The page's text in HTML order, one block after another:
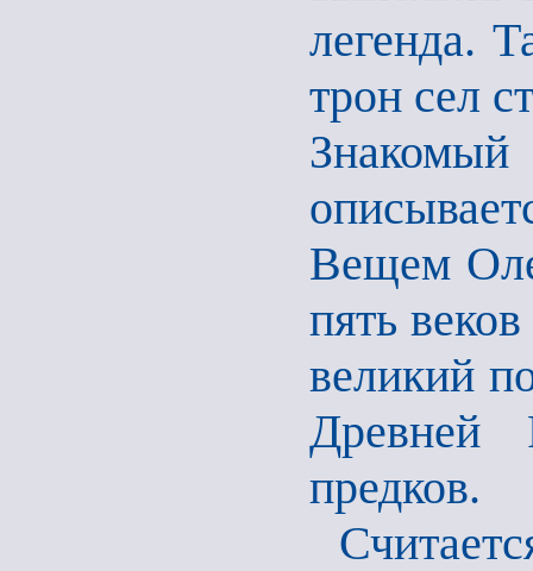
легенда.
трон сел
Вещем
пять
великий
Древней
предков.